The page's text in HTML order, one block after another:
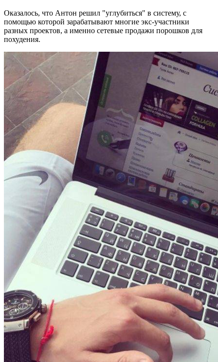
Оказалось, что Антон решил "углубиться" в систему, с
помощью которой зарабатывают многие экс-участники
разных проектов, а именно сетевые продажи порошков для
похудения.